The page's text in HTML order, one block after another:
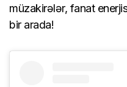
müzakirələr, fanat
bir arada!